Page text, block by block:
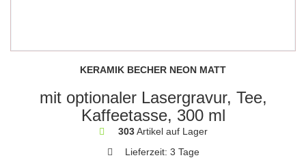
KERAMIK BECHER NEON MATT
mit optionaler Lasergravur, Tee,
Kaffeetasse, 300 ml
303Artikel auf Lager
Lieferzeit: 3 Tage